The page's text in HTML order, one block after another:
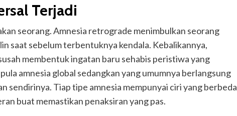
Terjadi
seorang. Amnesia retrograde menimbulkan seorang
saat sebelum terbentuknya kendala. Kebalikannya,
membentuk ingatan baru sehabis peristiwa yang
amnesia global sedangkan yang umumnya berlangsung
sendirinya. Tiap tipe amnesia mempunyai ciri yang berbeda
buat memastikan penaksiran yang pas.